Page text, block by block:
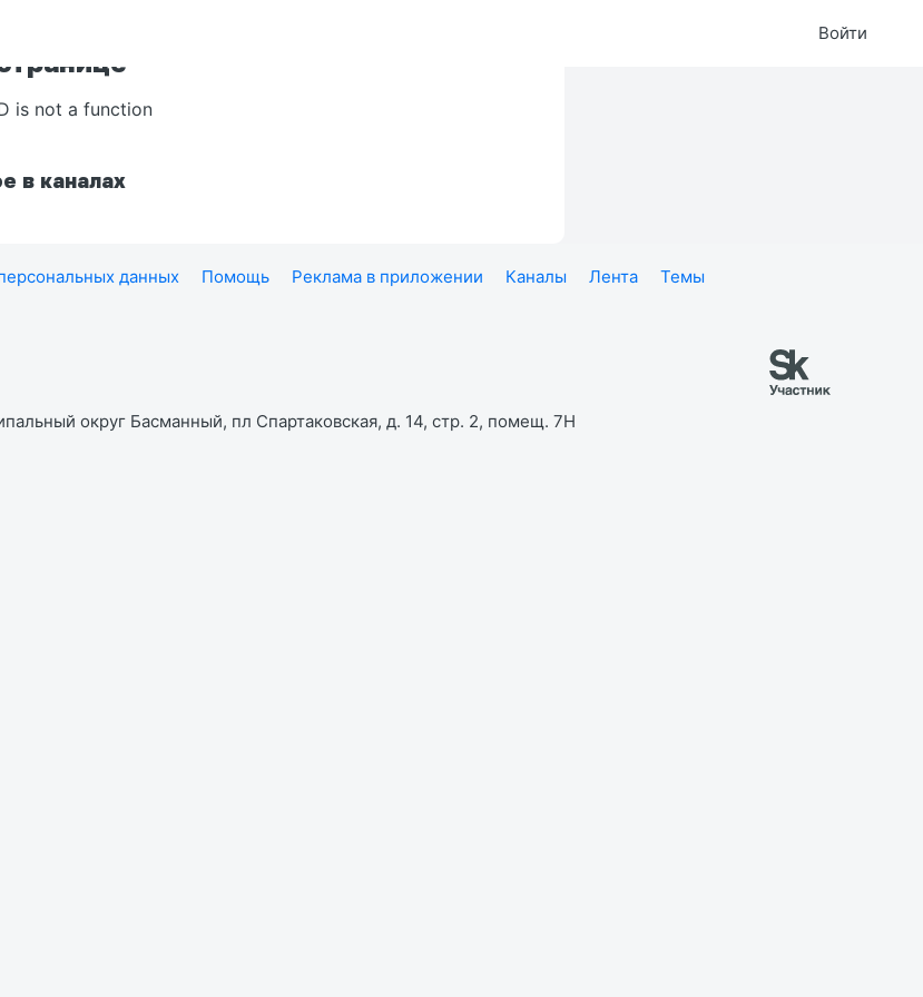
Войти
is not a function
в каналах
данных Помощь Реклама в приложении Каналы Лента
Темы
округ Басманный, пл Спартаковская, д. 14, стр. 2, помещ. 7Н